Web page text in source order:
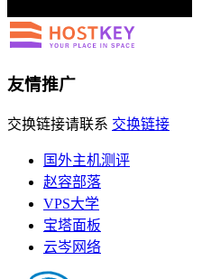
友情推广
交换链接请联系 交换链接
国外主机测评
赵容部落
VPS大学
宝塔面板
云岑网络